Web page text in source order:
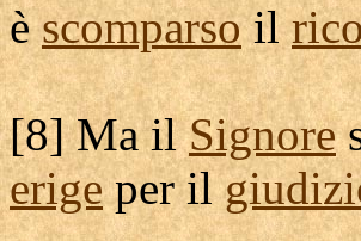
èscomparsoil
[8] Ma ilSignore
erigeper il